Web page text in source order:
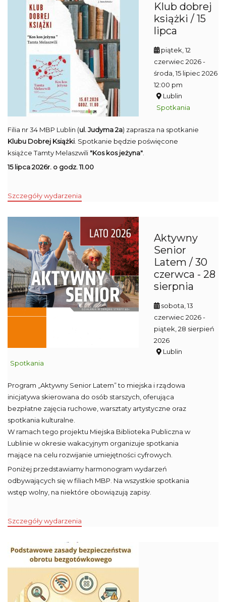
Klub dobrej
książki / 15
lipca
piątek, 12
czerwiec 2026-
środa, 15 lipiec 2026
12:00 pm
Lublin
Spotkania
Filia nr 34 MBP Lublin (ul. Judyma 2a) zaprasza na spotkanie
Klubu Dobrej Książki . Spotkanie będzie poświęcone
książce Tamty Melaszwili "Kos kos jeżyna"
15 lipca 2026r. o godz. 11.00
Szczegóły wydarzenia
Aktywny
Senior
Latem / 30
czerwca - 28
sierpnia
sobota, 13
czerwiec 2026-
piątek, 28 sierpień
2026
Lublin
Spotkania
Program „Aktywny Senior Latem” to miejska i rządowa
inicjatywa skierowana do osób starszych, oferująca
bezpłatne zajęcia ruchowe, warsztaty artystyczne oraz
spotkania kulturalne.
W ramach tego projektu Miejska Biblioteka Publiczna w
Lublinie w okresie wakacyjnym organizuje spotkania
mające na celu rozwijanie umiejętności cyfrowych.
Poniżej przedstawiamy harmonogram wydarzeń
odbywających się w filiach MBP. Na wszystkie spotkania
wstęp wolny, na niektóre obowiązują zapisy.
Szczegóły wydarzenia